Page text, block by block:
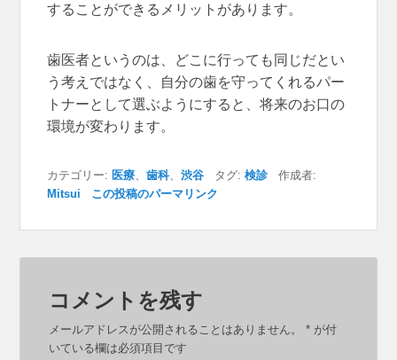
することができるメリットがあります。
歯医者というのは、どこに行っても同じだとい
う考えではなく、自分の歯を守ってくれるパー
トナーとして選ぶようにすると、将来のお口の
環境が変わります。
カテゴリー: 医療 、歯科、渋谷 タグ:検診 作成者:
Mitsui
この投稿のパーマリンク
コメントを残す
メールアドレスが公開されることはありません。 * が付
いている欄は必須項目です